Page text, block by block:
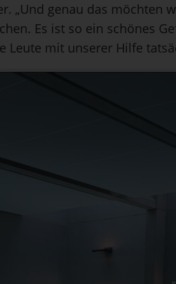
„Und genau das möchten
Es ist so ein schönes
Leute mit unserer Hilfe